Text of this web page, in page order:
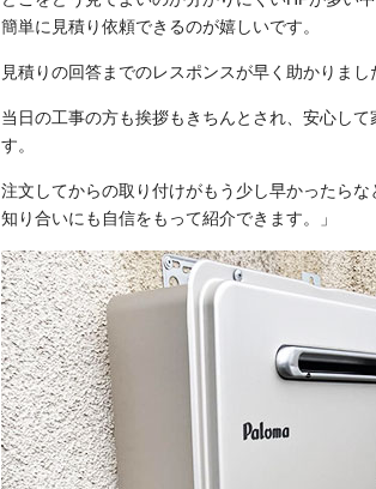
簡単に見積り依頼できるのが嬉しいです。
見積りの回答までのレスポンスが早く助かりまし
当日の工事の方も挨拶もきちんとされ、安心し
す。
注文してからの取り付けがもう少し早かったら
知り合いにも自信をもって紹介できます。」